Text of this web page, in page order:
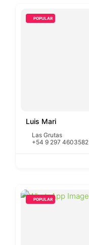
POPULAR
Luis Mari
Las Grutas
+54 9 297 4603582
POPULAR